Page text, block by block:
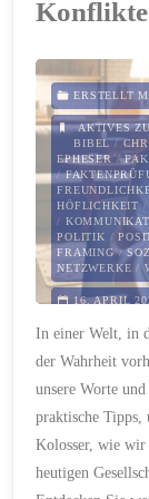
Konflikte
ERSTELLT
AKTIVES
BIBEL/
EPHESER/
/
HÖFLICHKEIT
/
POLITIK /
FRAMING/
NETZWERKE /
16. APRIL
In einer Welt, in
der Wahrheit
unsere Worte
praktische Tipps,
Kolosser, wie
heutigen